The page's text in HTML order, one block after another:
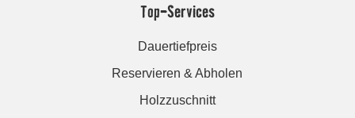
Top-Services
Dauertiefpreis
Reservieren & Abholen
Holzzuschnitt